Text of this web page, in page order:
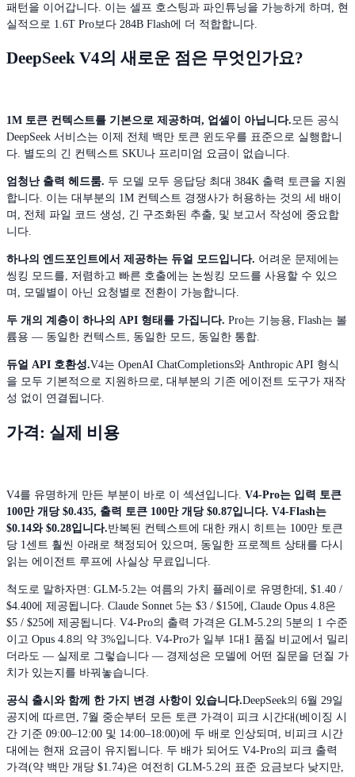
패턴을 이어갑니다. 이는 셀프 호스팅과 파인튜닝을 가능하게 하며, 현
실적으로 1.6T Pro보다 284B Flash에 더 적합합니다.
DeepSeek V4의 새로운 점은 무엇인가요?
1M 토큰 컨텍스트를 기본으로 제공하며, 업셀이 아닙니다.모든 공식
DeepSeek 서비스는 이제 전체 백만 토큰 윈도우를 표준으로 실행합니
다. 별도의 긴 컨텍스트 SKU나 프리미엄 요금이 없습니다.
엄청난 출력 헤드룸. 두 모델 모두 응답당 최대 384K 출력 토큰을 지원
합니다. 이는 대부분의 1M 컨텍스트 경쟁사가 허용하는 것의 세 배이
며, 전체 파일 코드 생성, 긴 구조화된 추출, 및 보고서 작성에 중요합
니다.
하나의 엔드포인트에서 제공하는 듀얼 모드입니다. 어려운 문제에는
씽킹 모드를, 저렴하고 빠른 호출에는 논씽킹 모드를 사용할 수 있으
며, 모델별이 아닌 요청별로 전환이 가능합니다.
두 개의 계층이 하나의 API 형태를 가집니다. Pro는 기능용, Flash는 볼
륨용 — 동일한 컨텍스트, 동일한 모드, 동일한 통합.
듀얼 API 호환성.V4는 OpenAI ChatCompletions와 Anthropic API 형식
을 모두 기본적으로 지원하므로, 대부분의 기존 에이전트 도구가 재작
성 없이 연결됩니다.
가격: 실제 비용
V4를 유명하게 만든 부분이 바로 이 섹션입니다. V4-Pro는 입력 토큰
100만 개당 $0.435, 출력 토큰 100만 개당 $0.87입니다. V4-Flash는
$0.14와 $0.28입니다.반복된 컨텍스트에 대한 캐시 히트는 100만 토큰
당 1센트 훨씬 아래로 책정되어 있으며, 동일한 프로젝트 상태를 다시
읽는 에이전트 루프에 사실상 무료입니다.
척도로 말하자면: GLM-5.2는 여름의 가치 플레이로 유명한데, $1.40 /
$4.40에 제공됩니다. Claude Sonnet 5는 $3 / $15에, Claude Opus 4.8은
$5 / $25에 제공됩니다. V4-Pro의 출력 가격은 GLM-5.2의 5분의 1 수준
이고 Opus 4.8의 약 3%입니다. V4-Pro가 일부 1대1 품질 비교에서 밀리
더라도 — 실제로 그렇습니다 — 경제성은 모델에 어떤 질문을 던질 가
치가 있는지를 바꿔놓습니다.
공식 출시와 함께 한 가지 변경 사항이 있습니다.DeepSeek의 6월 29일
공지에 따르면, 7월 중순부터 모든 토큰 가격이 피크 시간대(베이징 시
간 기준 09:00–12:00 및 14:00–18:00)에 두 배로 인상되며, 비피크 시간
대에는 현재 요금이 유지됩니다. 두 배가 되어도 V4-Pro의 피크 출력
가격(약 백만 개당 $1.74)은 여전히 GLM-5.2의 표준 요금보다 낮지만,